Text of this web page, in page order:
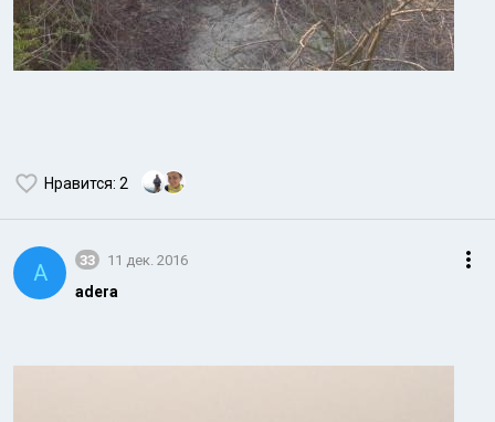
Нравится: 2
A 33 11 дек. 2016
adera